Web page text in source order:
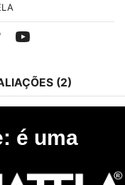
Youtube
(2)
é uma